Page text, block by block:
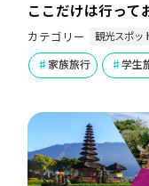
ここだけは行って
カテゴリー 観光スポッ
家族旅行 学生